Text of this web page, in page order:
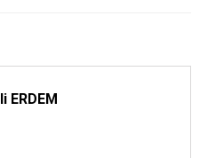
ERDEM